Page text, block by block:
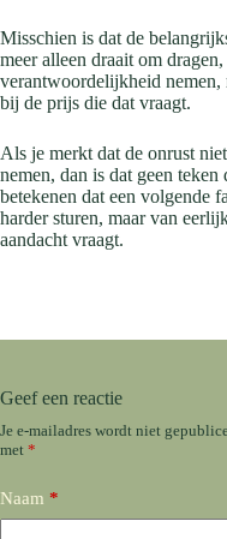
Misschien is dat de
meer alleen draait om
verantwoordelijkheid
bij de prijs die dat vraagt.
Als je merkt dat de onrust
nemen, dan is dat geen
betekenen dat een volgende
harder sturen, maar van
aandacht vraagt.
Geef een reactie
Je e-mailadres wordt niet
met *
Naam *